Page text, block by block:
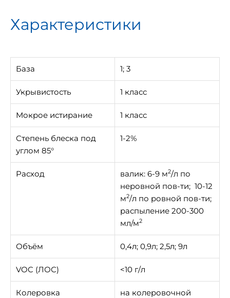
Характеристики
База 1; 3
Укрывистость 1 класс
Мокрое истирание 1 класс
Степень блеска под
углом 85°
1-2%
Расход валик: 6-9 м2/л по
неровной пов-ти; 10-12
м2/л по ровной пов-ти;
распыление 200-300
мл/м2
Объём 0,4л; 0,9л; 2,5л; 9л
VOC (ЛОС) <10 г/л
Колеровка
на колеровочной